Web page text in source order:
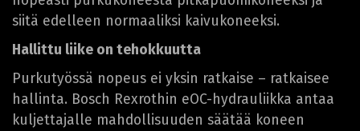
siitä edelleen normaaliksi kaivukoneeksi.
Hallittu liike on tehokkuutta
Purkutyössä nopeus ei yksin ratkaise – ratkaisee
hallinta. Bosch Rexrothin eOC-hydrauliikka antaa
kuljettajalle mahdollisuuden säätää koneen